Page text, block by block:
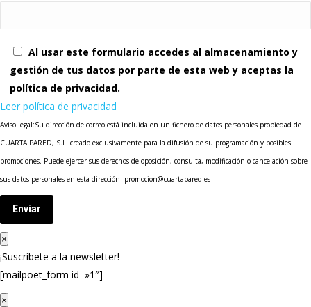
Al usar este formulario accedes al almacenamiento y
gestión de tus datos por parte de esta web y aceptas la
política de privacidad.
Leer política de privacidad
Aviso legal:Su dirección de correo está incluida en un fichero de datos personales propiedad de
CUARTA PARED, S.L. creado exclusivamente para la difusión de su programación y posibles
promociones. Puede ejercer sus derechos de oposición, consulta, modificación o cancelación sobre
sus datos personales en esta dirección: promocion@cuartapared.es
Enviar
×
¡Suscríbete a la newsletter!
[mailpoet_form id=»1″]
×